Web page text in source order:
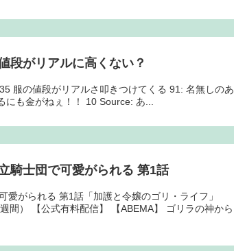
段がリアルに高くない？
服の値段がリアルさ叩きつけてくる 91: 名無しのあ
も金がねぇ！！ 10 Source: あ...
騎士団で可愛がられる 第1話
がられる 第1話「加護と令嬢のゴリ・ライフ」
間） 【公式有料配信】 【ABEMA】 ゴリラの神から